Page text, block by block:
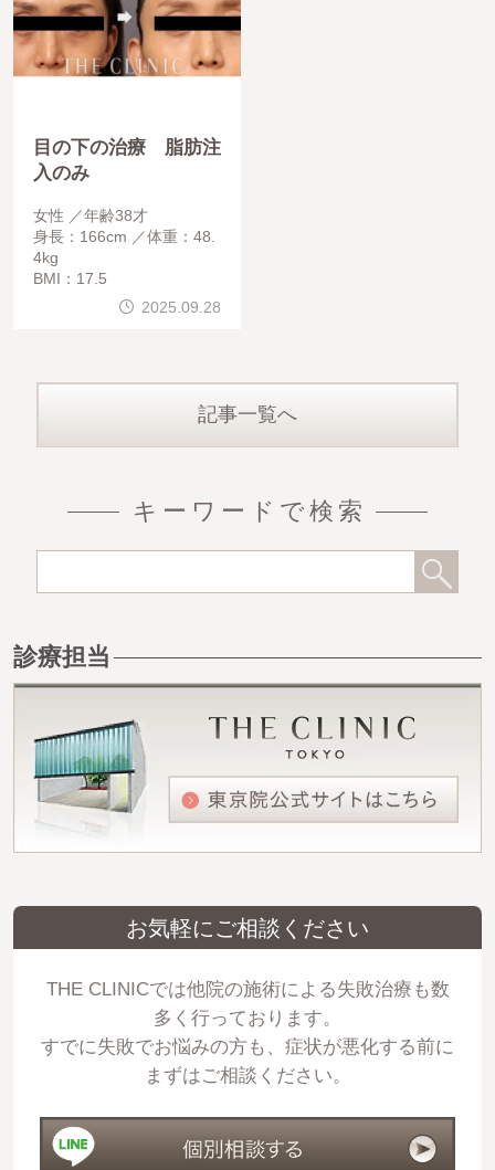
目の下の治療 脂肪注
入のみ
女性
年齢38才
身長：166cm
体重：48.
4kg
BMI：17.5
2025.09.28
記事一覧へ
キーワードで検索
診療担当
お気軽にご相談ください
THE CLINICでは他院の施術による失敗治療も数
多く行っております。
すでに失敗でお悩みの方も、症状が悪化する前に
まずはご相談ください。